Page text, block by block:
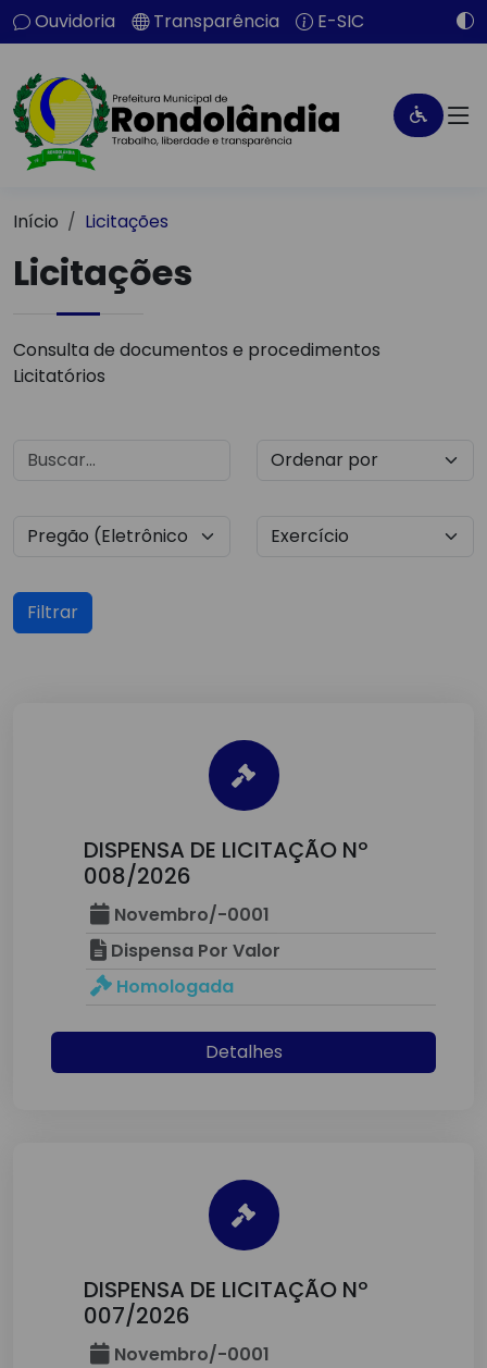
Ouvidoria Transparência E-SIC
Início Licitações
Licitações
Consulta de documentos e procedimentos
Licitatórios
Filtrar
DISPENSA DE LICITAÇÃO Nº
008/2026
Novembro/-0001
Dispensa Por Valor
Homologada
Detalhes
DISPENSA DE LICITAÇÃO Nº
007/2026
Novembro/-0001